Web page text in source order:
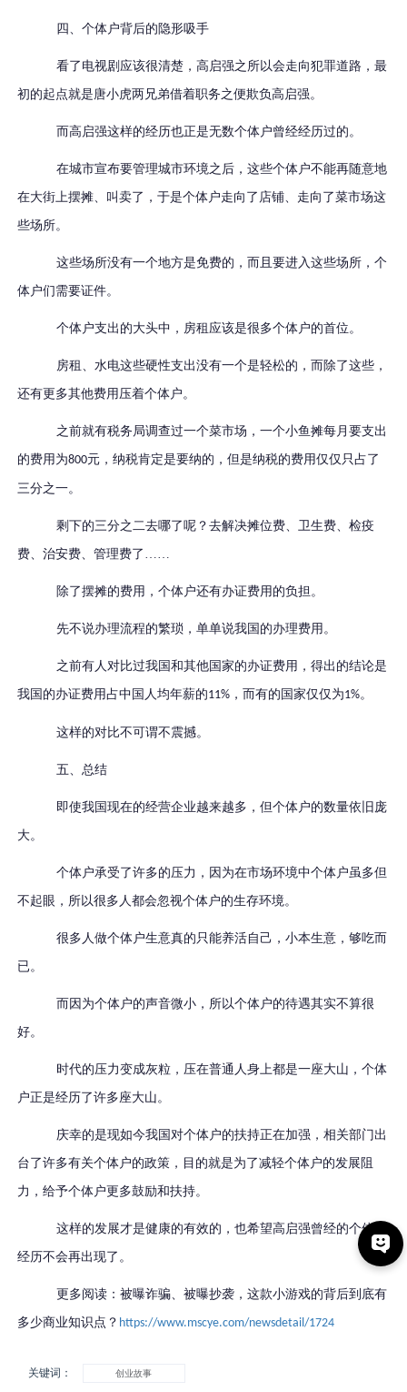
四、个体户背后的隐形吸手
看了电视剧应该很清楚，高启强之所以会走向犯罪道路，最
初的起点就是唐小虎两兄弟借着职务之便欺负高启强。
而高启强这样的经历也正是无数个体户曾经经历过的。
在城市宣布要管理城市环境之后，这些个体户不能再随意地
在大街上摆摊、叫卖了，于是个体户走向了店铺、走向了菜市场这
些场所。
这些场所没有一个地方是免费的，而且要进入这些场所，个
体户们需要证件。
个体户支出的大头中，房租应该是很多个体户的首位。
房租、水电这些硬性支出没有一个是轻松的，而除了这些，
还有更多其他费用压着个体户。
之前就有税务局调查过一个菜市场，一个小鱼摊每月要支出
的费用为800元，纳税肯定是要纳的，但是纳税的费用仅仅只占了
三分之一。
剩下的三分之二去哪了呢？去解决摊位费、卫生费、检疫
费、治安费、管理费了……
除了摆摊的费用，个体户还有办证费用的负担。
先不说办理流程的繁琐，单单说我国的办理费用。
之前有人对比过我国和其他国家的办证费用，得出的结论是
我国的办证费用占中国人均年薪的11% ，而有的国家仅仅为1%。
这样的对比不可谓不震撼。
五、总结
即使我国现在的经营企业越来越多，但个体户的数量依旧庞
大。
个体户承受了许多的压力，因为在市场环境中个体户虽多但
不起眼，所以很多人都会忽视个体户的生存环境。
很多人做个体户生意真的只能养活自己，小本生意，够吃而
已。
而因为个体户的声音微小，所以个体户的待遇其实不算很
好。
时代的压力变成灰粒，压在普通人身上都是一座大山，个体
户正是经历了许多座大山。
庆幸的是现如今我国对个体户的扶持正在加强，相关部门出
台了许多有关个体户的政策，目的就是为了减轻个体户的发展阻
力，给予个体户更多鼓励和扶持。
这样的发展才是健康的有效的，也希望高启强曾经的个体户
经历不会再出现了。
更多阅读：被曝诈骗、被曝抄袭，这款小游戏的背后到底有
多少商业知识点？ https://www.mscye.com/newsdetail/1724
关键词： 创业故事